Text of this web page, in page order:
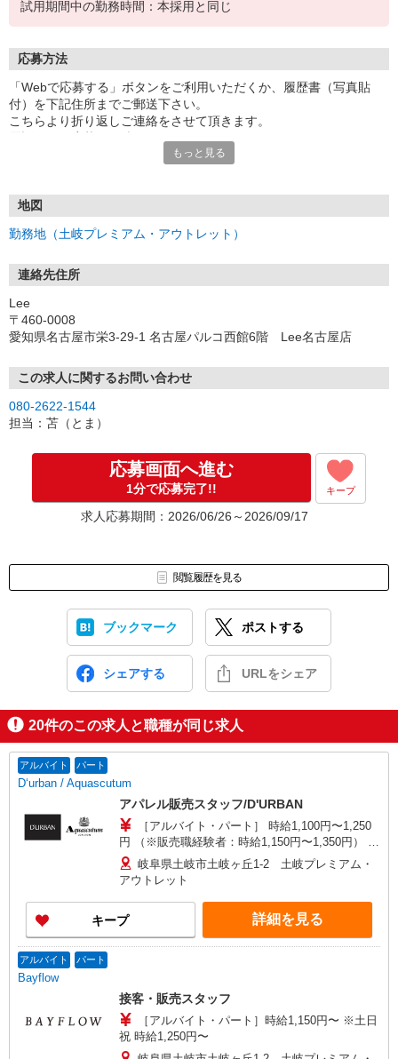
試用期間中の勤務時間：本採用と同じ
応募方法
「Webで応募する」ボタンをご利用いただくか、履歴書（写真貼
付）を下記住所までご郵送下さい。
こちらより折り返しご連絡をさせて頂きます。
※一定期間経過しても応募先から連絡がない場合は、直接応募先へ
もっと見る
地図
勤務地（土岐プレミアム・アウトレット）
連絡先住所
Lee
〒460-0008
愛知県名古屋市栄3-29-1 名古屋パルコ西館6階 Lee名古屋店
この求人に関するお問い合わせ
080-2622-1544
担当：苫（とま）
応募画面へ進む
1分で応募完了!! キープ
求人応募期間：2026/06/26～2026/09/17
閲覧履歴を見る
ブックマーク ポストする
シェアする URLをシェア
20件のこの求人と職種が同じ求人
アルバイト パート
D‘urban / Aquascutum
アパレル販売スタッフ/D'URBAN
［アルバイト・パート］ 時給1,100円〜1,250
円 （※販売職経験者：時給1,150円〜1,350円） □
能力、経験を考慮します 頑張りに応じて給与
UPの可能性あり □別途交通費全額支給 □1日あた
り実働6.5時間以上(別途休憩あり)×週3日から相談
OK！
岐阜県土岐市土岐ヶ丘1-2 土岐プレミアム・
アウトレット
キープ 詳細を見る
アルバイト パート
Bayflow
接客・販売スタッフ
［アルバイト・パート］時給1,150円〜 ※土日
祝 時給1,250円〜